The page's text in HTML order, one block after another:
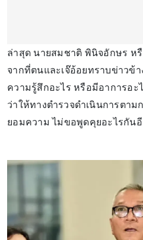
ล่าสุด นายสมชาติ พินิจอักษร หรื
จากที่ตนและเจ๊อ้อยทราบข่าวข้
ความรู้สึกอะไร หรือมีอาการอะ
ว่าให้ทางตำรวจดำเนินการตา
ยอมความ ไม่ขอพูดคุยอะไรกัน